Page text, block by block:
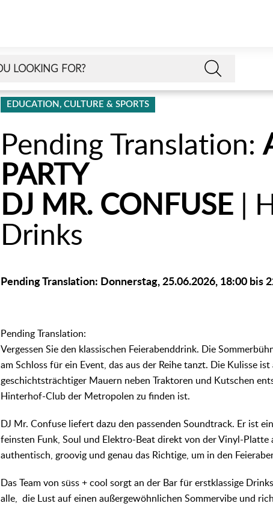
EDUCATION, CULTURE & SPORTS
᠎Pending Translation:
PARTY
DJ MR. CONFUSE |
Drinks
᠎Pending Translation: Donnerstag, 25.06.2026, 18:00 bis
᠎Pending Translation:
Vergessen Sie den klassischen Feierabenddrink. Die
am Schloss für ein Event, das aus der Reihe tanzt. Die Kulisse
geschichtsträchtiger Mauern neben Traktoren und Kutschen
Hinterhof-Club der Metropolen zu finden ist.
DJ Mr. Confuse liefert dazu den passenden Soundtrack. Er ist
feinsten Funk, Soul und Elektro-Beat direkt von der Vinyl-Platte
authentisch, groovig und genau das Richtige, um in den
Das Team von süss + cool sorgt an der Bar für erstklassige
alle, die Lust auf einen außergewöhnlichen Sommervibe und